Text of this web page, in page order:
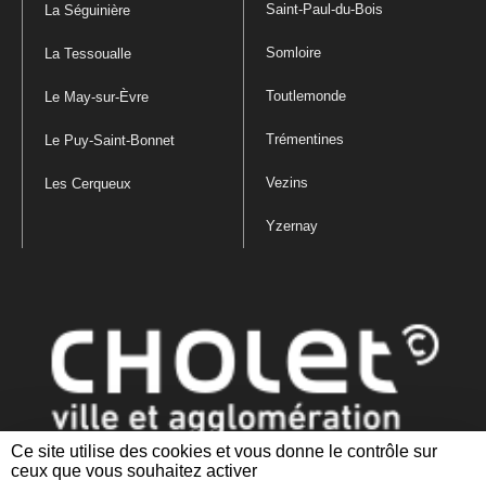
Ce site utilise des cookies et vous donne le contrôle sur
ceux que vous souhaitez activer
La Séguinière
La Tessoualle
Le May-sur-Èvre
Le Puy-Saint-Bonnet
Les Cerqueux
Saint-Paul-du-Bois
Somloire
Toutlemonde
Trémentines
Vezins
Yzernay